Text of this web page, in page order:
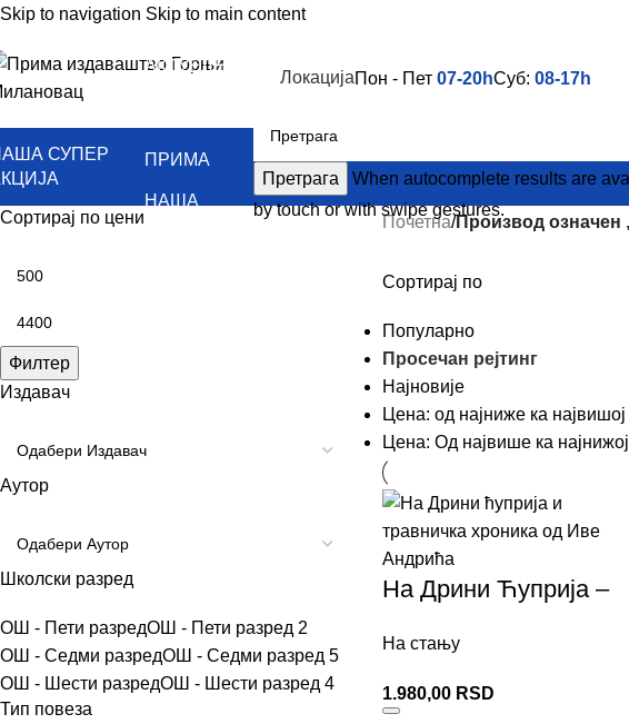
Skip to navigation Skip to main content
ЛокацијаПон - Пет 07-20hСуб: 08-17h
СУПЕР
АКТУЕЛНО
ПРИМА
НАША
Претрага
When autocomplete results are
by touch or with swipe gestures.
Сортирај по цени
Филтер
Издавач
Аутор
Школски разред
ОШ - Пети разредОШ - Пети разред 2
ОШ - Седми разредОШ - Седми разред 5
ОШ - Шести разредОШ - Шести разред 4
Тип повеза
Почетна/Производ oзначен
Сортирај по
Популарно
Просечан рејтинг
Најновије
Цена: од најниже ка највишој
Цена: Од највише ка најнижој
На Дрини Ћуприја –
На стању
1.980,00 RSD